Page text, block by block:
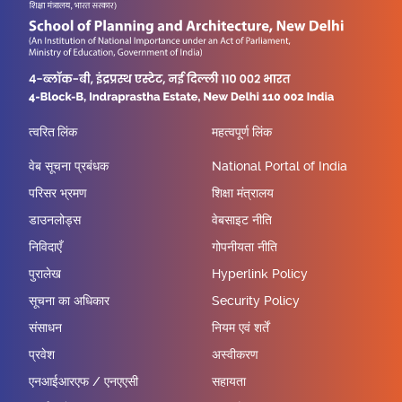
त्वरित लिंक
वेब सूचना प्रबंधक
परिसर भ्रमण
डाउनलोड्स
निविदाएँ
पुरालेख
सूचना का अधिकार
संसाधन
प्रवेश
एनआईआरएफ / एनएएसी
महत्वपूर्ण लिंक
National Portal of India
शिक्षा मंत्रालय
वेबसाइट नीति
गोपनीयता नीति
Hyperlink Policy
Security Policy
नियम एवं शर्तें
अस्वीकरण
सहायता